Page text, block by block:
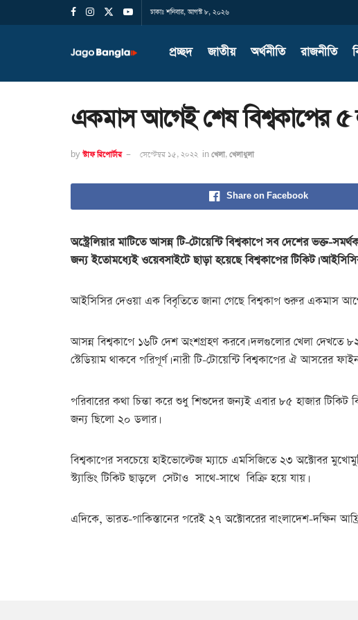
ঢাকাঃ শনিবার, আগস্ট ৮, ২০২৬
প্রচ্ছদ জাতীয় অর্থনীতি রাজনীতি
একমাস আগেই শেষ বিশ্বকাপের ৫
by স্টাফ রিপোর্টার সেপ্টেম্বর ১৫, ২০২২ in খেলা, খেলাধুলা
Share on Facebook
অস্ট্রেলিয়ার মাটিতে আসন্ন টি-টোয়েন্টি বিশ্বকাপে সব দেশের ভক্ত-
জন্য ইতোমধ্যেই ওয়েবসাইটে ছাড়া হয়েছে বিশ্বকাপের টিকিট।
আইসিসির দেওয়া এক বিবৃতিতে জানা গেছে বিশ্বকাপ শুরুর একমাস
আসন্ন বিশ্বকাপে ১৬টি দেশ অংশগ্রহণ করবে। দলগুলোর খেলা দেখতে
স্টেডিয়াম থাকবে পরিপূর্ণ। নারী টি-টোয়েন্টি বিশ্বকাপের ঐ আসরের
পরিবারের কথা চিন্তা করে শুধু শিশুদের জন্যই এবার ৮৫ হাজার টিকিট
জন্য ছিলো ২০ ডলার।
বিশ্বকাপের সবচেয়ে হাইভোল্টেজ ম্যাচে এমসিজিতে ২৩ অক্টোবর
স্ট্যান্ডিং টিকিট ছাড়লে সেটাও সাথে-সাথে বিক্রি হয়ে যায়।
এদিকে, ভারত-পাকিস্তানের পরেই ২৭ অক্টোবরের বাংলাদেশ-দক্ষিন